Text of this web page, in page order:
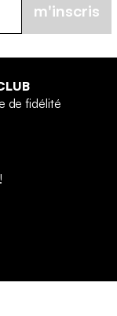
m'inscris
de fidélité